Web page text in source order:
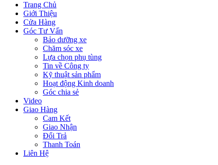
Trang Chủ
Giới Thiệu
Cửa Hàng
Góc Tư Vấn
Bảo dưỡng xe
Chăm sóc xe
Lựa chọn phụ tùng
Tin về Công ty
Kỹ thuật sản phẩm
Hoạt động Kinh doanh
Góc chia sẻ
Video
Giao Hàng
Cam Kết
Giao Nhận
Đổi Trả
Thanh Toán
Liên Hệ